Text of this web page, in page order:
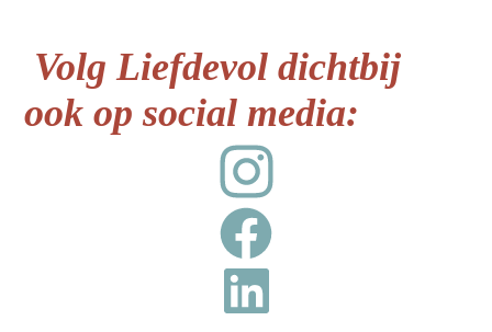
Volg Liefdevol dichtbij
ook op social media: